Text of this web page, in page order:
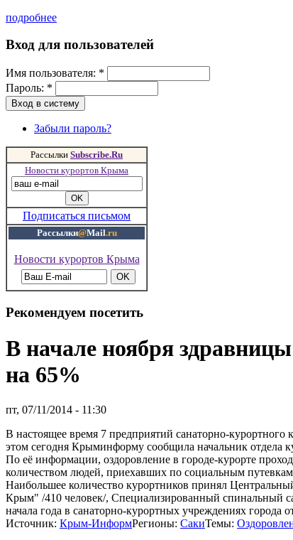
подробнее
Вход для пользователей
Имя пользователя: *
Пароль: *
Забыли пароль?
Рассылки Subscribe.Ru
Новости курортов Крыма
Подписаться письмом
Рассылки@Mail.ru
Новости курортов Крыма
Рекомендуем посетить
В начале ноября
на 65%
пт, 07/11/2014 - 11:30
В настоящее время 7 предприятий санаторно-
этом сегодня Крыминформу сообщила начальник отдела
По её информации, оздоровление в городе-курорте
количеством людей, приехавших по социальным
Наибольшее количество курортников принял
Крым" /410 человек/, Специализированный спинальный
начала года в санаторно-курортных учреждениях
Источник: Крым-ИнформРегионы: СакиТемы: